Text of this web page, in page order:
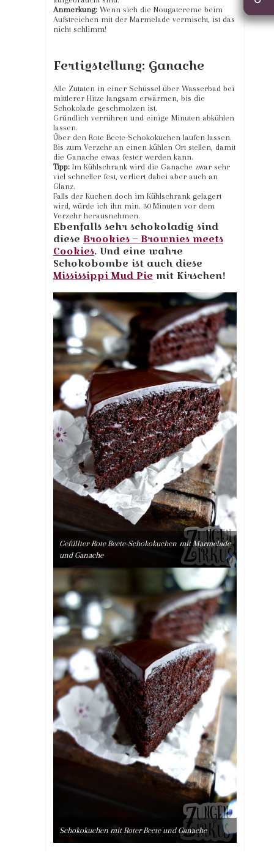
Anmerkung: Wenn sich die Nougatcreme beim
Aufstreichen mit der Marmelade vermischt, ist das
nicht schlimm!
Fertigstellung: Ganache
Alle Zutaten in einer Schüssel über Wasserbad bei
mittlerer Hitze langsam erwärmen, bis die
Schokolade geschmolzen ist.
Gründlich verrühren und einige Minuten abkühlen
lassen.
Über den Rote Beete-Schokokuchen laufen lassen.
Bis zum Verzehr an einen kühlen Ort stellen, damit
die Ganache etwas fester werden kann.
Tipp: Im Kühlschrank wird die Ganache zwar sehr
viel schneller fest, verliert dabei aber auch an
Glanz.
Falls der Kuchen doch im Kühlschrank gelagert
wird, würde ich ihn min. 30 Minuten vor dem
Verzehr herausnehmen.
Ebenfalls sehr schokoladig sind
diese Brookies – Brownies meets
Cookies. Und eine wahre
Schokobombe ist auch diese
Mississippi Mud Pie mit Kirschen!
Gefüllter Rote Beete-Schokokuchen mit Marmelade
und Ganache
Schokokuchen mit Roter Beete und Ganache